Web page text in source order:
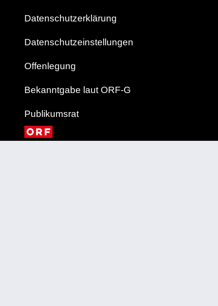
Datenschutzerklärung
Datenschutzeinstellungen
Offenlegung
Bekanntgabe laut ORF-G
Publikumsrat